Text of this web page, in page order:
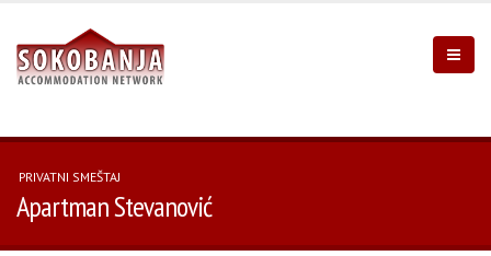
PRIVATNI SMEŠTAJ
Apartman Stevanović